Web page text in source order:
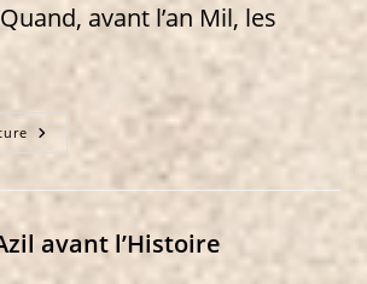
avant l’an Mil, les
16
Châteaux
avant l’Histoire